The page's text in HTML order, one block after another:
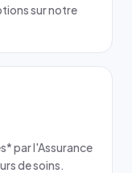
sur notre
par l'Assurance
de soins.